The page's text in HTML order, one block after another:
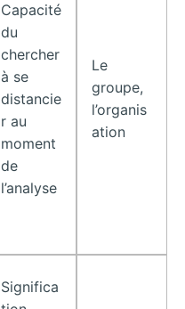
Capacité
du
chercher
à se
distancie
r au
moment
de
l’analyse
Le
groupe,
l’organis
ation
Significa